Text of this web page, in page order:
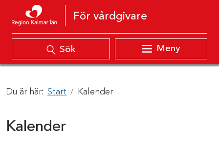
Hoppa till innehåll
För vårdgivare
Sök Meny
Du är här: Start Kalender
Kalender